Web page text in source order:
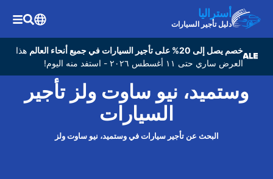
أستراليا
دليل تأجير السيارات
خصم يصل إلى 20% على تأجير السيارات في جميع أنحاء العالم
هذا
العرض ساري حتى ١١ أغسطس ٢٠٢٦ - استفد منه اليوم!
وستمید، نیو ساوت ولز تأجير
السيارات
البحث عن تأجير سيارات في وستمید، نیو ساوت ولز